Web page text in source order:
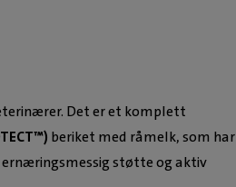
Det er et komplett
beriket med råmelk, som har
støtte og aktiv